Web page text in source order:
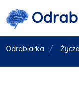
Odrabiarka